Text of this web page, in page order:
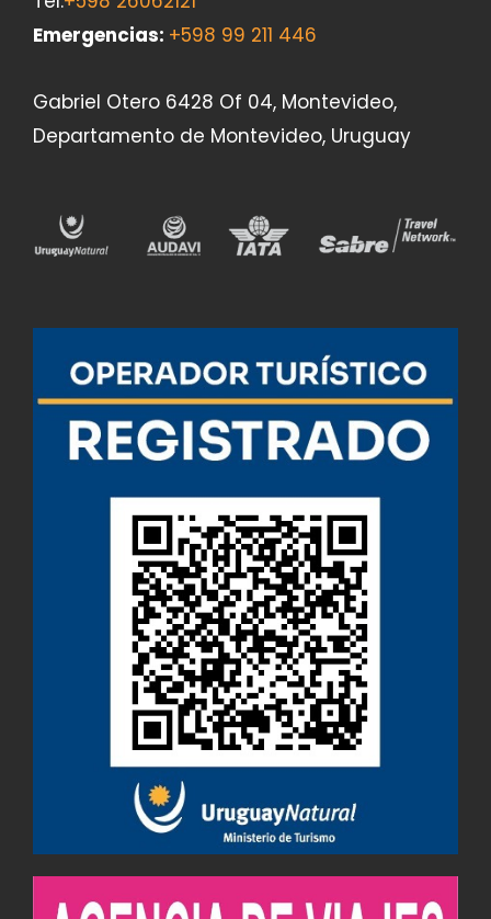
Emergencias: +598 99 211 446
Gabriel Otero 6428 Of 04, Montevideo,
Departamento de Montevideo, Uruguay